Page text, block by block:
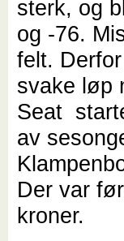
sterk, og
og -76.
felt.
svake løp
Seat
av
Der var
kroner.